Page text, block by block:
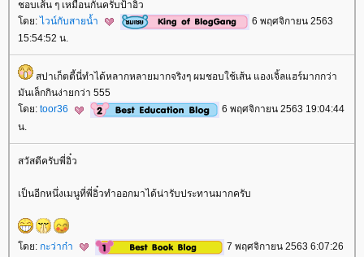
ชอบเส้น ๆ เหมือนกันครับป้าอิ๋ว
ดย: ไวน์กับสายน้ำ
6 พฤศจิกายน 2563
15:54:52 น.
สปาเก็ตตี้นี่ทำได้หลากหลายมากจริงๆ ผมชอบใช้เส้น แองเจิ้ลแฮร์มากกว่า
มันเล็กกินง่ายกว่า 555
ดย: toor36
6 พฤศจิกายน 2563 19:04:44
น.
สวัสดีครับพี่อิ๋ว
เป็นอีกหนึ่งเมนูที่พี่อิ๋วทำออกมาได้น่ารับประทานมากครับ
ดย: กะว่าก๋า
7 พฤศจิกายน 2563 6:07:26